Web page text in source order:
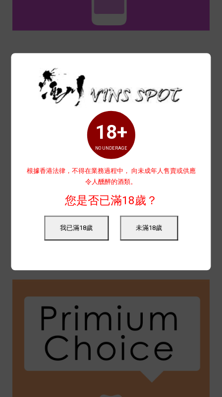
18+
NO UNDERAGE
根據香港法律，不得在業務過程中， 向未成年人售賣或供應
令人醺醉的酒類。
您是否已滿18歲？
我已滿18歲 未滿18歲